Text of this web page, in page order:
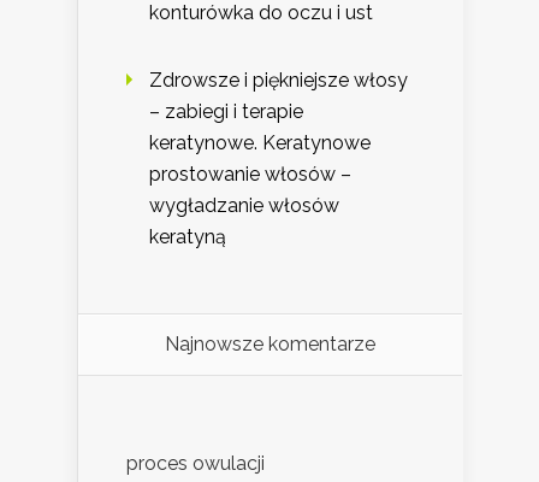
konturówka do oczu i ust
Zdrowsze i piękniejsze włosy
– zabiegi i terapie
keratynowe. Keratynowe
prostowanie włosów –
wygładzanie włosów
keratyną
Najnowsze komentarze
proces owulacji